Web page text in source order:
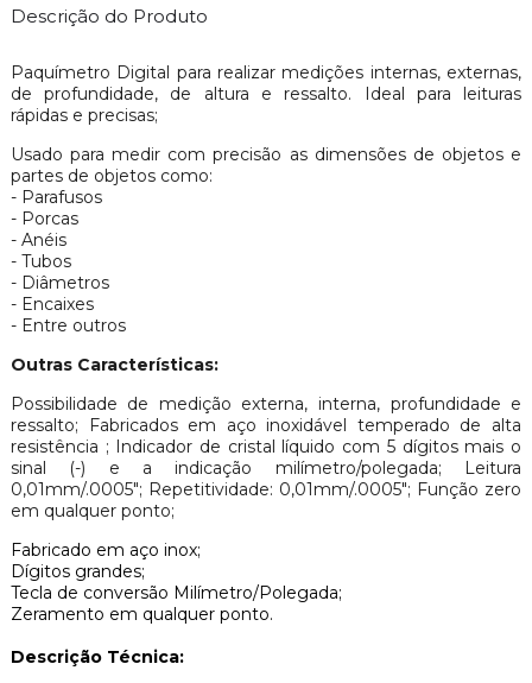
Descrição do Produto
Paquímetro Digital para realizar medições internas, externas,
de profundidade, de altura e ressalto. Ideal para leituras
rápidas e precisas;
Usado para medir com precisão as dimensões de objetos e
partes de objetos como:
- Parafusos
- Porcas
- Anéis
- Tubos
- Diâmetros
- Encaixes
- Entre outros
Outras Características:
Possibilidade de medição externa, interna, profundidade e
ressalto; Fabricados em aço inoxidável temperado de alta
resistência ; Indicador de cristal líquido com 5 dígitos mais o
sinal (-) e a indicação milímetro/polegada; Leitura
0,01mm/.0005"; Repetitividade: 0,01mm/.0005"; Função zero
em qualquer ponto;
Fabricado em aço inox;
Dígitos grandes;
Tecla de conversão Milímetro/Polegada;
Zeramento em qualquer ponto.
Descrição Técnica: